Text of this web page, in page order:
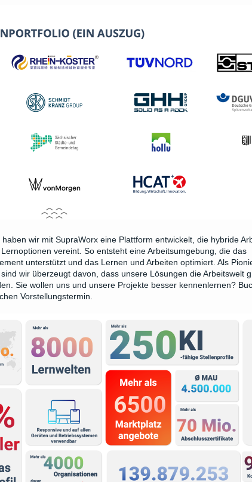
haben wir mit SupraWorx eine Plattform entwickelt, die hybride
vereint. So entsteht eine Arbeitsumgebung, die das
unterstützt und das Lernen und Arbeiten optimiert. Als
wir überzeugt davon, dass unsere Lösungen die Arbeitswelt
Sie wollen uns und unsere Projekte besser kennenlernen?
Vorstellungstermin.